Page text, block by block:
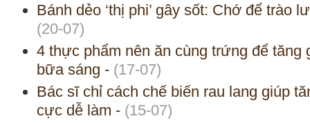
Bánh dẻo ‘thị phi’ gây sốt: Chớ để trào
(20-07)
4 thực phẩm nên ăn cùng trứng để tăng
bữa sáng - (17-07)
Bác sĩ chỉ cách chế biến rau lang giúp
cực dễ làm - (15-07)